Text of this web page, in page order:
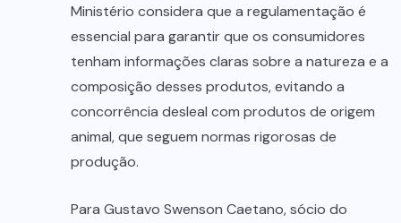
Ministério considera que a regulamentação é
essencial para garantir que os consumidores
tenham informações claras sobre a natureza e a
composição desses produtos, evitando a
concorrência desleal com produtos de origem
animal, que seguem normas rigorosas de
produção.
Para Gustavo Swenson Caetano, sócio do